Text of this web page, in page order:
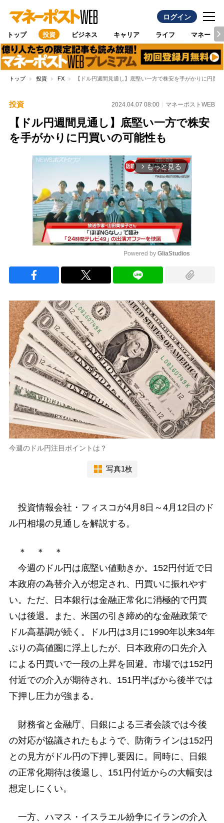
ログイン
トップ 投資 ビジネス キャリア ライフ マネー
トップ 投資 FX 【ドル円週間見通し】底堅い一方で株安を手がかりに円買
投資 2024.04.07 08:00 マネーポストWEB
【ドル円週間見通し】底堅い一方で株安
を手がかりに円買いの可能性も
arrow_forward_ios もっと見る
Powered by GliaStudios
今週のドル円注目ポイントは？
写真1枚
投資情報会社・フィスコが4月8日～4月12日のド
ル円相場の見通しを解説する。
＊ ＊ ＊
今週のドル円は底堅い値動きか。152円付近で日
本政府の為替介入が想定され、円買いに振れやす
い。ただ、日本銀行は金融正常化に消極的で円買
いは後退。また、米国の引き締め的な金融政策で
ドル高基調が続く。ドル円は3月に1990年以来34年
ぶりの高値圏に浮上したが、日本政府の口先介入
による円買いで一段の上昇を回避。市場では152円
付近での介入が期待され、151円半ばから後半では
下押し圧力が強まる。
財務省と金融庁、日銀による三者会談では今後
の対応が協議されたもようで、防衛ラインは152円
との見方がドル円の下押し要因に。同時に、日銀
の正常化期待は後退し、151円付近からの大幅安は
想定しにくい。
一方、ハマス・イスラエル紛争にイランの介入